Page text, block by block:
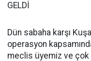
GELDİ
Dün sabaha karşı
operasyon
meclis üyemiz ve çok